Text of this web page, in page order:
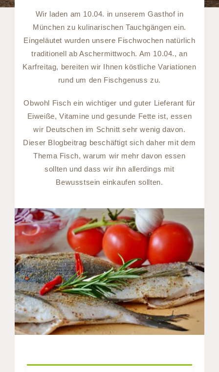
Wir laden am 10.04. in unserem Gasthof in
München zu kulinarischen Tauchgängen ein.
Eingeläutet wurden unsere Fischwochen natürlich
traditionell ab Aschermittwoch. Am 10.04., an
Karfreitag, bereiten wir Ihnen köstliche Variationen
rund um den Fischgenuss zu.
Obwohl Fisch ein wichtiger und guter Lieferant für
Eiweiße, Vitamine und gesunde Fette ist, essen
wir Deutschen im Schnitt sehr wenig davon.
Dieser Blogbeitrag beschäftigt sich daher mit dem
Thema Fisch, warum wir mehr davon essen
sollten und dass wir ihn allerdings mit
Bewusstsein einkaufen sollten.